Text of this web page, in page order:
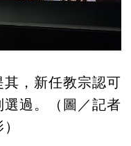
，新任教宗認可
過。（圖／記者